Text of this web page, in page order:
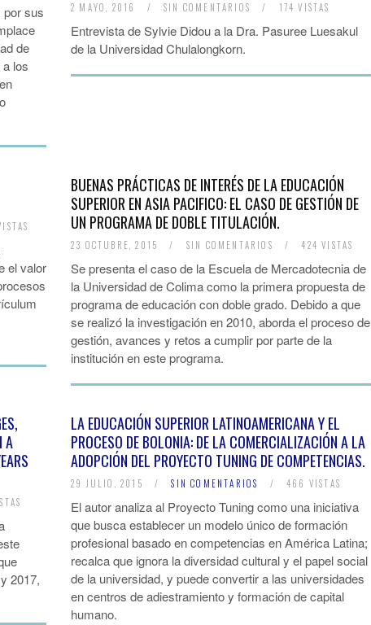
por sus
de
los
2 MAYO, 2016 / SIN COMENTARIOS / 174 VISTAS
Entrevista de Sylvie Didou a la Dra. Pasuree Luesakul
de la Universidad Chulalongkorn.
el valor
BUENAS PRÁCTICAS DE INTERÉS DE LA EDUCACIÓN
SUPERIOR EN ASIA PACIFICO: EL CASO DE GESTIÓN DE
UN PROGRAMA DE DOBLE TITULACIÓN.
23 OCTUBRE, 2015 / SIN COMENTARIOS / 424 VISTAS
Se presenta el caso de la Escuela de Mercadotecnia de
la Universidad de Colima como la primera propuesta de
programa de educación con doble grado. Debido a que
se realizó la investigación en 2010, aborda el proceso de
gestión, avances y retos a cumplir por parte de la
institución en este programa.
A
2017,
LA EDUCACIÓN SUPERIOR LATINOAMERICANA Y EL
PROCESO DE BOLONIA: DE LA COMERCIALIZACIÓN A LA
ADOPCIÓN DEL PROYECTO TUNING DE COMPETENCIAS.
29 JULIO, 2015 / SIN COMENTARIOS / 466 VISTAS
El autor analiza al Proyecto Tuning como una iniciativa
que busca establecer un modelo único de formación
profesional basado en competencias en América Latina;
recalca que ignora la diversidad cultural y el papel social
de la universidad, y puede convertir a las universidades
en centros de adiestramiento y formación de capital
humano.